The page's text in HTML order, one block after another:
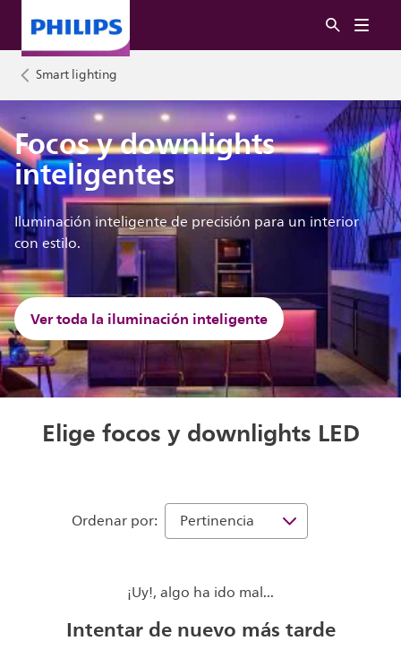
Smart lighting
Focos y downlights
inteligentes
Iluminación inteligente de precisión para un interior
con estilo.
Ver toda la iluminación inteligente
Elige focos y downlights LED
Ordenar por:
¡Uy!, algo ha ido mal...
Intentar de nuevo más tarde